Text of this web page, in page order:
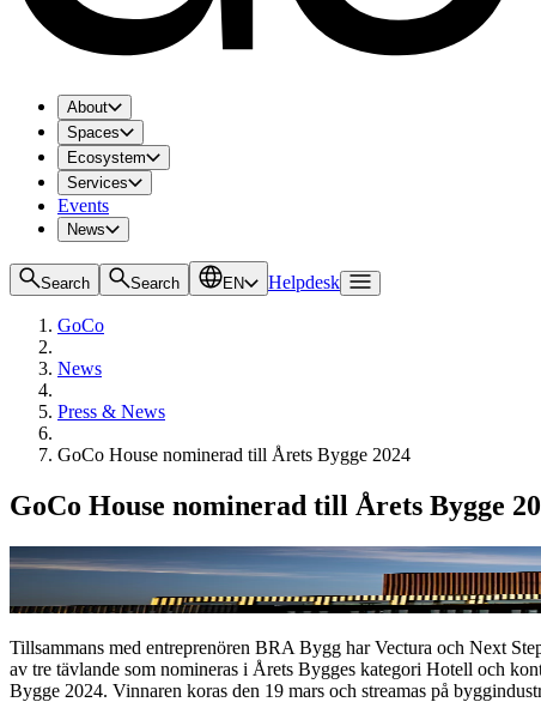
About
Spaces
Ecosystem
Services
Events
News
Search Search EN Helpdesk
GoCo
News
Press & News
GoCo House nominerad till Årets Bygge 2024
GoCo House nominerad till Årets Bygge
Tillsammans med entreprenören BRA Bygg har Vectura och Next
av tre tävlande som nomineras i Årets Bygges kategori Hotell och
Bygge 2024. Vinnaren koras den 19 mars och streamas på